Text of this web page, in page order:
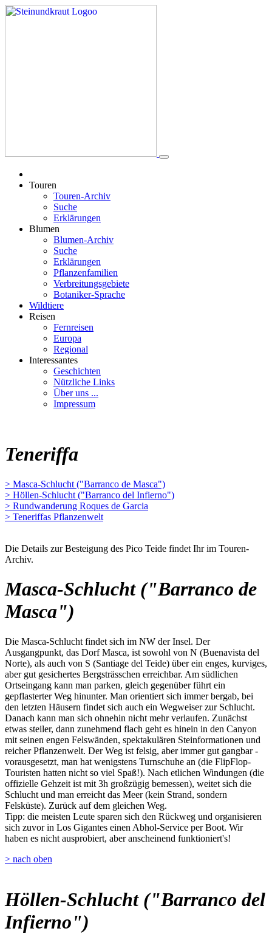
Touren
Touren-Archiv
Suche
Erklärungen
Blumen
Blumen-Archiv
Suche
Erklärungen
Pflanzenfamilien
Verbreitungsgebiete
Botaniker-Sprache
Wildtiere
Reisen
Fernreisen
Europa
Regional
Interessantes
Geschichten
Nützliche Links
Über uns ...
Impressum
Teneriffa
> Masca-Schlucht ("Barranco de Masca")
> Höllen-Schlucht ("Barranco del Infierno")
> Rundwanderung Roques de Garcia
> Teneriffas Pflanzenwelt
Die Details zur Besteigung des Pico Teide findet Ihr im Touren-
Archiv.
Masca-Schlucht ("Barranco de
Masca")
Die Masca-Schlucht findet sich im NW der Insel. Der
Ausgangpunkt, das Dorf Masca, ist sowohl von N (Buenavista del
Norte), als auch von S (Santiage del Teide) über ein enges, kurviges,
aber gut gesichertes Bergsträsschen erreichbar. Am südlichen
Ortseingang kann man parken, gleich gegenüber führt ein
gepflasterter Weg hinunter. Man orientiert sich immer bergab, bei
den letzten Häusern findet sich auch ein Wegweiser zur Schlucht.
Danach kann man sich ohnehin nicht mehr verlaufen. Zunächst
etwas steiler, dann zunehmend flach geht es hinein in den Canyon
mit seinen engen Felswänden, spektakulären Steinformationen und
reicher Pflanzenwelt. Der Weg ist felsig, aber immer gut gangbar -
vorausgesetzt, man hat wenigstens Turnschuhe an (die FlipFlop-
Touristen hatten nicht so viel Spaß!). Nach etlichen Windungen (die
offizielle Gehzeit ist mit 3h großzügig bemessen), weitet sich die
Schlucht und man erreicht das Meer (kein Strand, sondern
Felsküste). Zurück auf dem gleichen Weg.
Tipp: die meisten Leute sparen sich den Rückweg und organisieren
sich zuvor in Los Gigantes einen Abhol-Service per Boot. Wir
haben es nicht ausprobiert, aber anscheinend funktioniert's!
> nach oben
Höllen-Schlucht ("Barranco del
Infierno")